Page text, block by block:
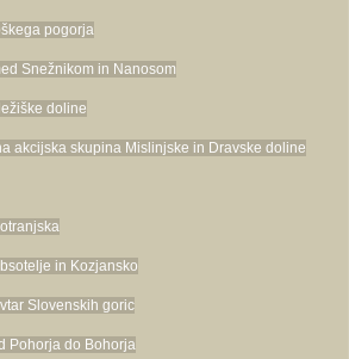
pogorja
Snežnikom in Nanosom
doline
akcijska skupina Mislinjske in Dravske doline
in Kozjansko
Slovenskih goric
Pohorja do Bohorja